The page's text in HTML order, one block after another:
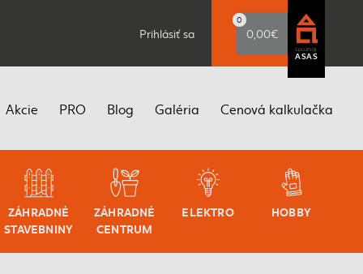
Prihlásiť sa
0
0,00€
spoznaj
ASAS
Akcie PRO Blog Galéria Cenová kalkulačka
ZÁHRADNÉ
STAVEBNINY
ZÁHRADNÉ
CENTRUM
ELEKTRO HOBBY